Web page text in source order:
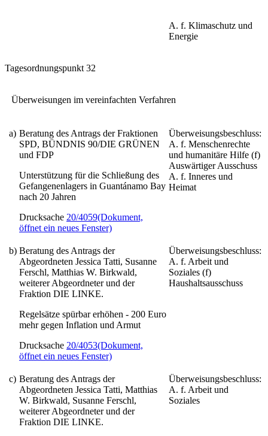
A. f. Klimaschutz und
Energie
Tagesordnungspunkt 32
Überweisungen im vereinfachten Verfahren
a) Beratung des Antrags der Fraktionen
SPD, BÜNDNIS 90/DIE GRÜNEN
und FDP
Unterstützung für die Schließung des
Gefangenenlagers in Guantánamo Bay
nach 20 Jahren
Drucksache 20/4059(Dokument,
öffnet ein neues Fenster)
Überweisungsbeschluss:
A. f. Menschenrechte
und humanitäre Hilfe (f)
Auswärtiger Ausschuss
A. f. Inneres und
Heimat
b) Beratung des Antrags der
Abgeordneten Jessica Tatti, Susanne
Ferschl, Matthias W. Birkwald,
weiterer Abgeordneter und der
Fraktion DIE LINKE.
Regelsätze spürbar erhöhen - 200 Euro
mehr gegen Inflation und Armut
Drucksache 20/4053(Dokument,
öffnet ein neues Fenster)
Überweisungsbeschluss:
A. f. Arbeit und
Soziales (f)
Haushaltsausschuss
c) Beratung des Antrags der
Abgeordneten Jessica Tatti, Matthias
W. Birkwald, Susanne Ferschl,
weiterer Abgeordneter und der
Fraktion DIE LINKE.
Überweisungsbeschluss:
A. f. Arbeit und
Soziales